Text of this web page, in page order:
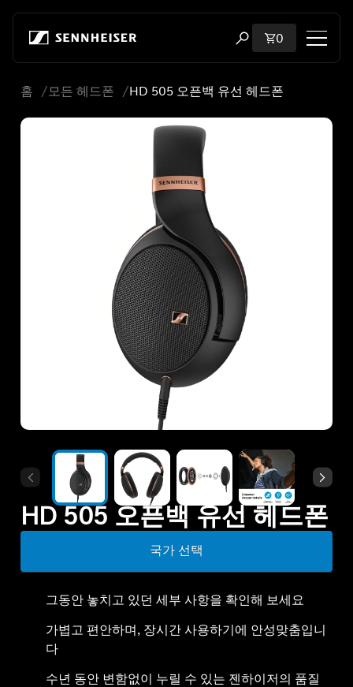
검색 모달 열기
장바구니에
0
쇼핑
탐색하기
회사 소개
사운드 스페이스
홈 모든 헤드폰 HD 505 오픈백 유선 헤드폰
HD 505 오픈백 유선 헤드폰
국가 선택
그동안 놓치고 있던 세부 사항을 확인해 보세요
가볍고 편안하며, 장시간 사용하기에 안성맞춤입니
다
수년 동안 변함없이 누릴 수 있는 젠하이저의 품질